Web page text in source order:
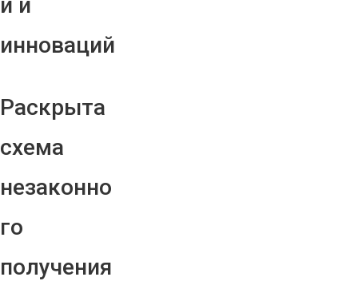
инноваций
Раскрыта
схема
незаконно
го
получения